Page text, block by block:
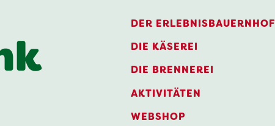
DER ERLEBNISBAUERNHOF
DIE KÄSEREI
DIE BRENNEREI
AKTIVITÄTEN
WEBSHOP